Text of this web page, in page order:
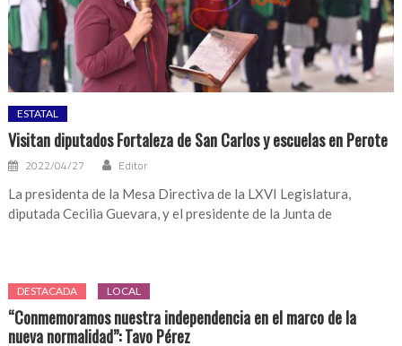
ESTATAL
Visitan diputados Fortaleza de San Carlos y escuelas en Perote
2022/04/27 Editor
La presidenta de la Mesa Directiva de la LXVI Legislatura,
diputada Cecilia Guevara, y el presidente de la Junta de
DESTACADA LOCAL
“Conmemoramos nuestra independencia en el marco de la
nueva normalidad”: Tavo Pérez